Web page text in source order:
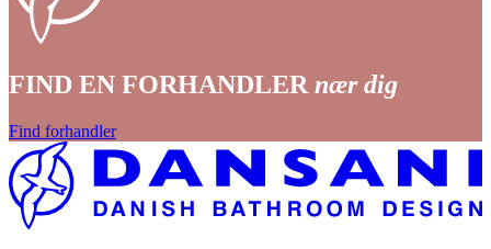
FIND EN FORHANDLER nær dig
Find forhandler